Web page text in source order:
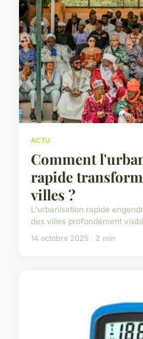
ACTU
Comment
rapide
villes ?
L'urbanisation rapide
des villes profondément
14 octobre 2025 · 2 min